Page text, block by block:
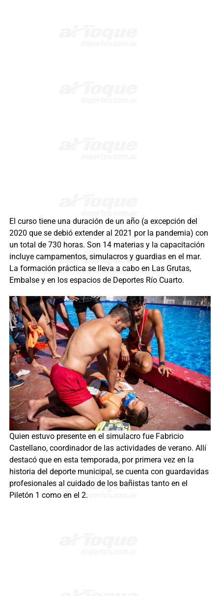
El curso tiene una duración de un año (a excepción del
2020 que se debió extender al 2021 por la pandemia) con
un total de 730 horas. Son 14 materias y la capacitación
incluye campamentos, simulacros y guardias en el mar.
La formación práctica se lleva a cabo en Las Grutas,
Embalse y en los espacios de Deportes Río Cuarto.
Quien estuvo presente en el simulacro fue Fabricio
Castellano, coordinador de las actividades de verano. Allí
destacó que en esta temporada, por primera vez en la
historia del deporte municipal, se cuenta con guardavidas
profesionales al cuidado de los bañistas tanto en el
Piletón 1 como en el 2.